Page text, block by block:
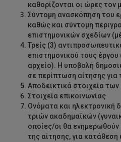
καθορίζονται οι ώρες τον
Σύντομη ανασκόπηση του
καθώς και σύντομη
επιστημονικών σχεδίων
Τρείς (3)
επιστημονικού τους
αρχείο). Η υποβολή
σε περίπτωση αίτησης για
Αποδεικτικά στοιχεία
Στοιχεία επικοινωνίας
Ονόματα και ηλεκτρονική
τριών ακαδημαϊκών
οποίες/οι θα
της αίτησης, για